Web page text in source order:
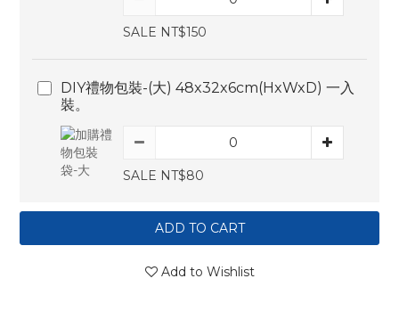
SALE NT$150
DIY禮物包裝-(大) 48x32x6cm(HxWxD) 一入
裝。
SALE NT$80
ADD TO CART
Add to Wishlist